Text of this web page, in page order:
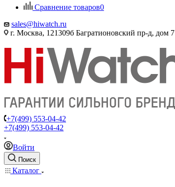
Сравнение товаров0
sales@hiwatch.ru
г. Москва, 121309б Багратионовский пр-д, дом 7
+7(499) 553-04-42
+7(499) 553-04-42
Войти
Поиск
Каталог